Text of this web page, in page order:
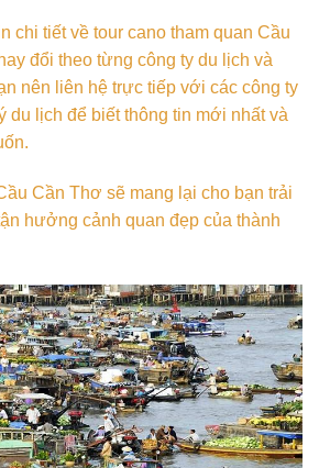
chi tiết về tour cano tham quan Cầu
đổi theo từng công ty du lịch và
nên liên hệ trực tiếp với các công ty
du lịch để biết thông tin mới nhất và
Cần Thơ sẽ mang lại cho bạn trải
hưởng cảnh quan đẹp của thành